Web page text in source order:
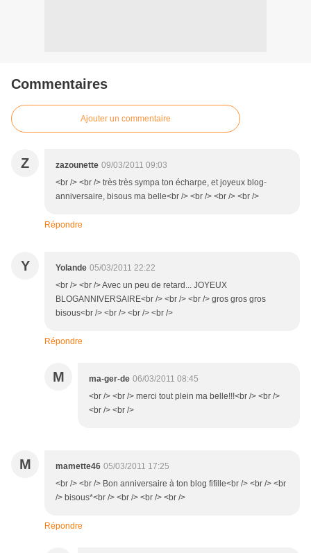
Commentaires
Ajouter un commentaire
Z zazounette 09/03/2011 09:03
<br /> <br /> très très sympa ton écharpe, et joyeux blog-
anniversaire, bisous ma belle<br /> <br /> <br /> <br />
Répondre
Y Yolande 05/03/2011 22:22
<br /> <br /> Avec un peu de retard... JOYEUX
BLOGANNIVERSAIRE<br /> <br /> <br /> gros gros gros
bisous<br /> <br /> <br /> <br />
Répondre
M ma-ger-de 06/03/2011 08:45
<br /> <br /> merci tout plein ma belle!!!<br /> <br />
<br /> <br />
M mamette46 05/03/2011 17:25
<br /> <br /> Bon anniversaire à ton blog fifille<br /> <br /> <br
/> bisous*<br /> <br /> <br /> <br />
Répondre